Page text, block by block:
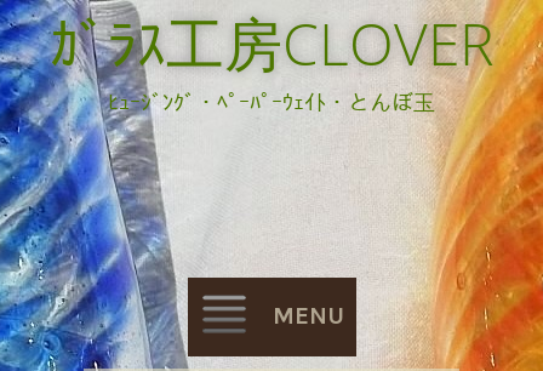
ｶﾞﾗｽ工房CLOVER
ﾋｭｰｼﾞﾝｸﾞ・ﾍﾟｰﾊﾟｰｳｪｲﾄ・とんぼ玉
MENU